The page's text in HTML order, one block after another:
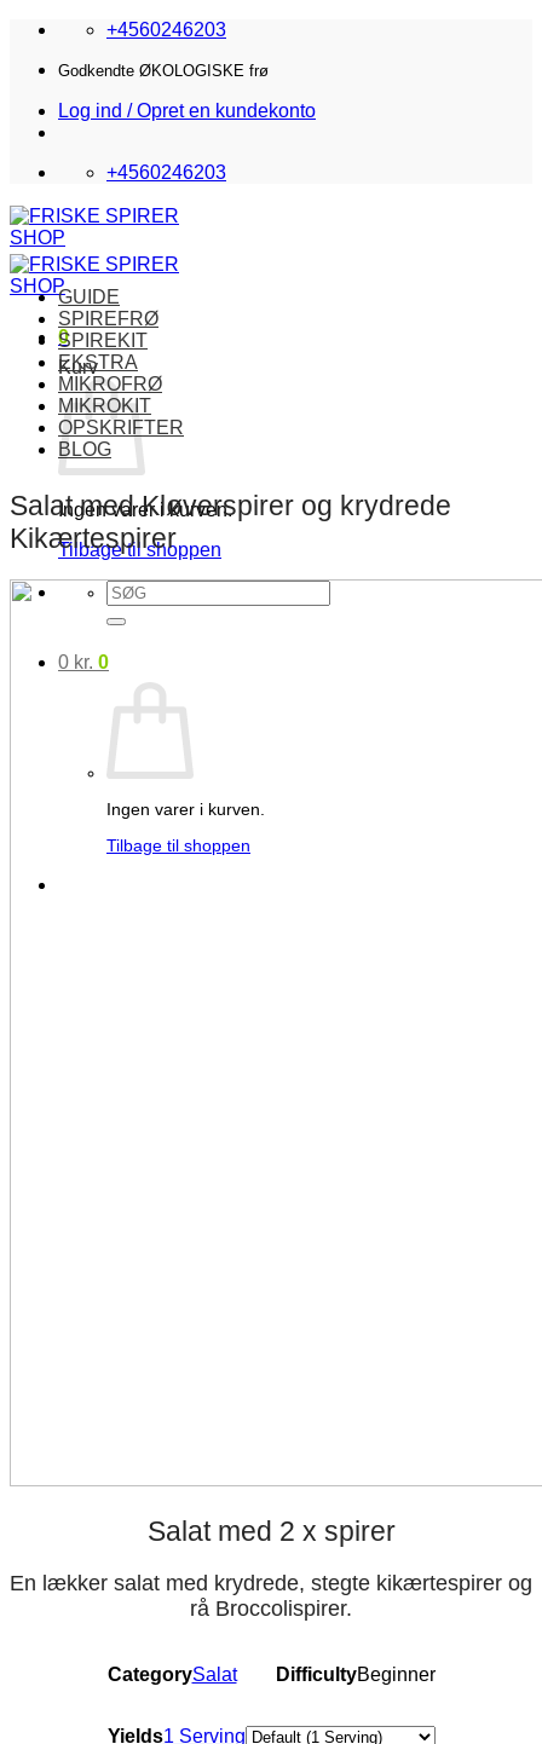
Fortsæt
indhold
+4560246203
Godkendte ØKOLOGISKE frø
Log ind / Opret en kundekonto
+4560246203
0
Kurv
Ingen varer i kurven.
Tilbage til shoppen
Søg
efter:
0 kr. 0
Ingen varer i kurven.
Tilbage til shoppen
GUIDE
SPIREFRØ
SPIREKIT
EKSTRA
MIKROFRØ
MIKROKIT
OPSKRIFTER
BLOG
Salat med Kløverspirer og krydrede
Kikærtespirer
Salat med 2 x spirer
En lækker salat med krydrede, stegte kikærtespirer og
rå Broccolispirer.
CategorySalat DifficultyBeginner
Yields1 ServingServings